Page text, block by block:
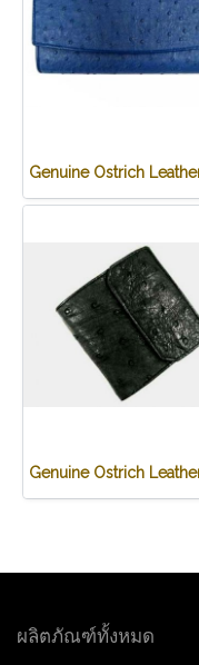
ผลิตภัณฑ์ทั้งหมด